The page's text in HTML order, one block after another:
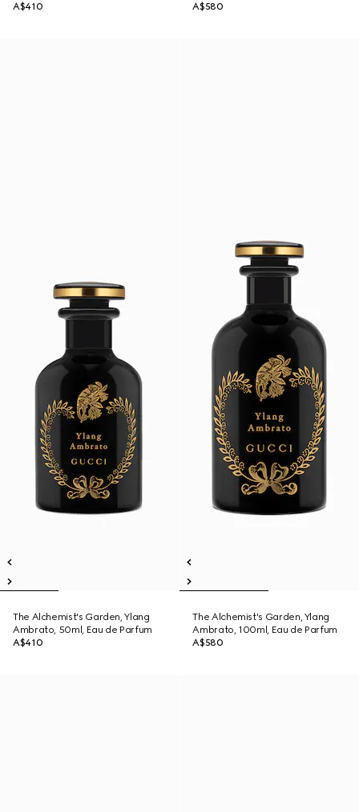
A$410
A$580
The Alchemist's Garden, Ylang
Ambrato, 50ml, Eau de Parfum
A$410
The Alchemist's Garden, Ylang
Ambrato, 100ml, Eau de Parfum
A$580